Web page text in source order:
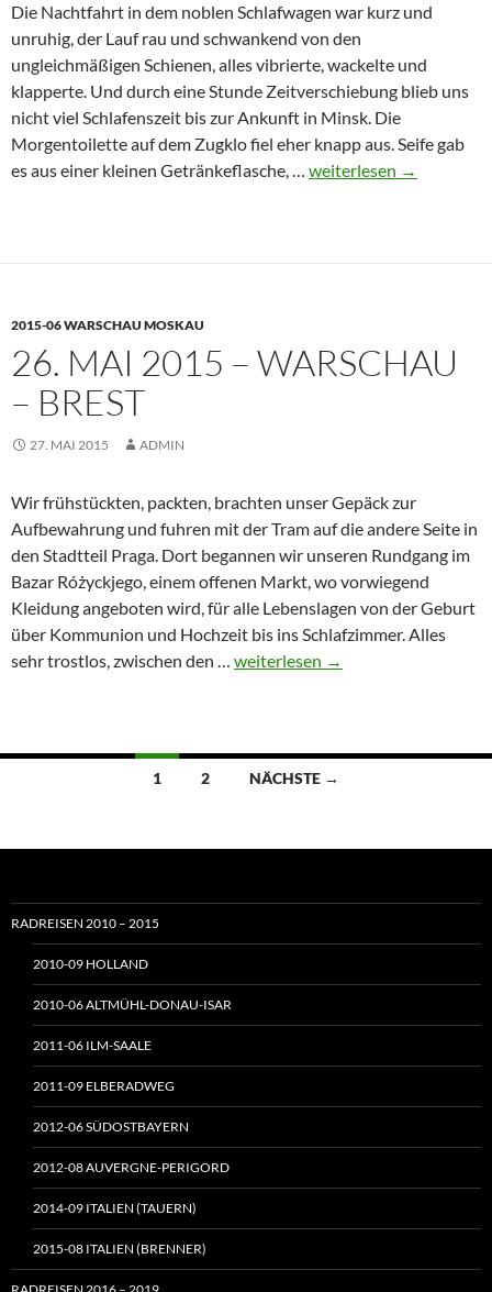
Die Nachtfahrt in dem noblen Schlafwagen war kurz und
unruhig, der Lauf rau und schwankend von den
ungleichmäßigen Schienen, alles vibrierte, wackelte und
klapperte. Und durch eine Stunde Zeitverschiebung blieb uns
nicht viel Schlafenszeit bis zur Ankunft in Minsk. Die
Morgentoilette auf dem Zugklo fiel eher knapp aus. Seife gab
es aus einer kleinen Getränkeflasche, … 27.
weiterlesen →
2015-06 WARSCHAU MOSKAU
26. MAI 2015 – WARSCHAU
– BREST
27. MAI 2015 ADMIN
Wir frühstückten, packten, brachten unser Gepäck zur
Aufbewahrung und fuhren mit der Tram auf die andere Seite in
den Stadtteil Praga. Dort begannen wir unseren Rundgang im
Bazar Różyckjego, einem offenen Markt, wo vorwiegend
Kleidung angeboten wird, für alle Lebenslagen von der Geburt
über Kommunion und Hochzeit bis ins Schlafzimmer. Alles
sehr trostlos, zwischen den … 26.
Warschau
weiterlesen →
Beitragsnavigation
1 2 NÄCHSTE →
RADREISEN 2010 – 2015
2010-09 HOLLAND
2010-06 ALTMÜHL-DONAU-ISAR
2011-06 ILM-SAALE
2011-09 ELBERADWEG
2012-06 SÜDOSTBAYERN
2012-08 AUVERGNE-PERIGORD
2014-09 ITALIEN (TAUERN)
2015-08 ITALIEN (BRENNER)